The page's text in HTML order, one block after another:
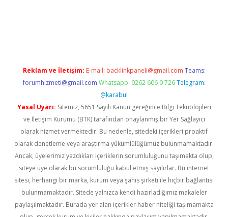
Reklam ve İletişim: E-mail: backlinkpaneli@gmail.com Teams:
forumhizmeti@gmail.com Whatsapp: 0262 606 0 726 Telegram:
@karabul
Yasal Uyarı: Sitemiz, 5651 Sayılı Kanun gereğince Bilgi Teknolojileri
ve İletişim Kurumu (BTK) tarafından onaylanmış bir Yer Sağlayıcı
olarak hizmet vermektedir. Bu nedenle, sitedeki içerikleri proaktif
olarak denetleme veya araştırma yükümlülüğümüz bulunmamaktadır.
Ancak, üyelerimiz yazdıkları içeriklerin sorumluluğunu taşımakta olup,
siteye üye olarak bu sorumluluğu kabul etmiş sayılırlar. Bu internet
sitesi, herhangi bir marka, kurum veya şahıs şirketi ile hiçbir bağlantısı
bulunmamaktadır. Sitede yalnızca kendi hazırladığımız makaleler
paylaşılmaktadır. Burada yer alan içerikler haber niteliği taşımamakta